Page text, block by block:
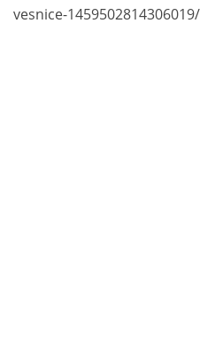
vesnice-1459502814306019/